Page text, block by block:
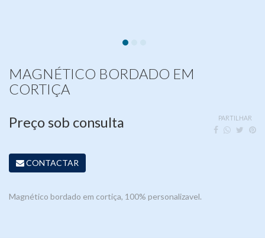
MAGNÉTICO BORDADO EM
CORTIÇA
Preço sob consulta PARTILHAR
CONTACTAR
Magnético bordado em cortiça, 100% personalizavel.